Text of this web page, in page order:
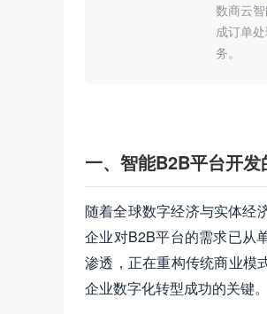
数商云
成订单
务。
一、智能B2B平台开
随着全球数字经济与实体经
企业对B2B平台的需求已从
渗透，正在重构传统商业模
企业数字化转型成功的关键。